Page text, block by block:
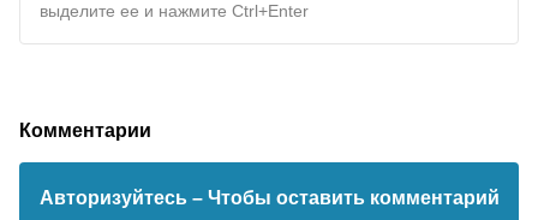
выделите ее и нажмите Ctrl+Enter
Комментарии
Авторизуйтесь – Чтобы оставить комментарий